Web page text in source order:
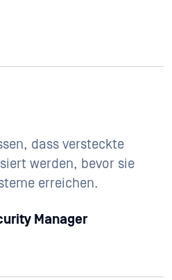
dass versteckte
werden, bevor sie
erreichen.
Manager